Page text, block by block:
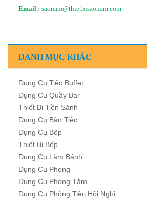
Email : saonam@thietbisaonam.com
DANH MỤC KHÁC
Dụng Cụ Tiệc Buffet
Dụng Cụ Quầy Bar
Thiết Bị Tiền Sảnh
Dụng Cụ Bàn Tiệc
Dụng Cụ Bếp
Thiết Bị Bếp
Dụng Cụ Làm Bánh
Dụng Cụ Phòng
Dụng Cụ Phòng Tắm
Dụng Cụ Phòng Tiệc Hội Nghị